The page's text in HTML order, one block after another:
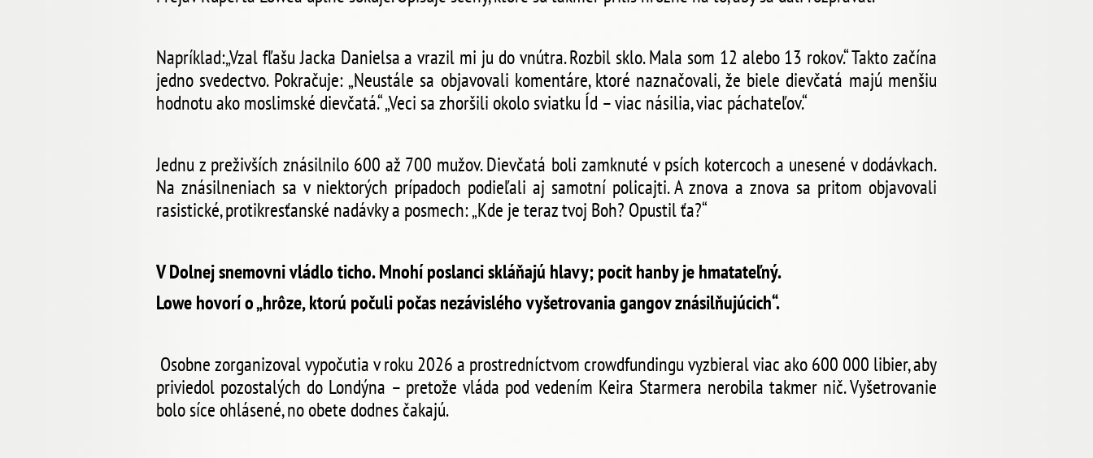
Napríklad:„Vzal fľašu Jacka Danielsa a vrazil mi ju do vnútra. Rozbil sklo. Mala som 12 alebo 13 rokov.“ Takto začína
jedno svedectvo. Pokračuje: „Neustále sa objavovali komentáre, ktoré naznačovali, že biele dievčatá majú menšiu
hodnotu ako moslimské dievčatá.“ „Veci sa zhoršili okolo sviatku Íd – viac násilia, viac páchateľov.“
Jednu z preživších znásilnilo 600 až 700 mužov. Dievčatá boli zamknuté v psích kotercoch a unesené v dodávkach.
Na znásilneniach sa v niektorých prípadoch podieľali aj samotní policajti. A znova a znova sa pritom objavovali
rasistické, protikresťanské nadávky a posmech: „Kde je teraz tvoj Boh? Opustil ťa?“
V Dolnej snemovni vládlo ticho. Mnohí poslanci skláňajú hlavy; pocit hanby je hmatateľný.
Lowe hovorí o „hrôze, ktorú počuli počas nezávislého vyšetrovania gangov znásilňujúcich“.
Osobne zorganizoval vypočutia v roku 2026 a prostredníctvom crowdfundingu vyzbieral viac ako 600 000 libier, aby
priviedol pozostalých do Londýna – pretože vláda pod vedením Keira Starmera nerobila takmer nič. Vyšetrovanie
bolo síce ohlásené, no obete dodnes čakajú.